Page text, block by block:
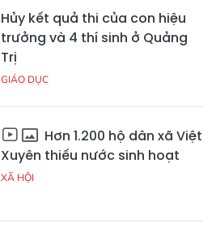
Hủy kết quả thi của con hiệu
trưởng và 4 thí sinh ở Quảng
Trị
GIÁO DỤC
Hơn 1.200 hộ dân xã Việt
Xuyên thiếu nước sinh hoạt
XÃ HỘI